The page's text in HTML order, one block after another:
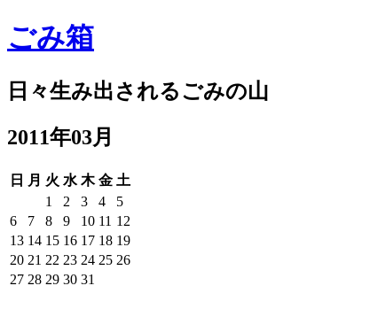
ごみ箱
日々生み出されるごみの山
2011年03月
日 月 火 水 木 金 土
1
2 3 4
5
6
7 8 9 10 11 12
13 14 15 16 17 18 19
20 21 22 23 24 25 26
27 28 29 30 31